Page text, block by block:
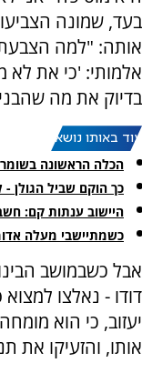
בעד, שמונה
אותה: "למה
אלמותי: 'כי את לא
בדיוק את מה
עוד באותו נושא:
הכלה הראשונה
כך הוקם שביל הגולן
היישוב ענתות קם:
כשמתיישבי מעלה
אבל כשבמושב
דודו - נאלצו
יעזוב, כי הוא
אותו, והזעיקו את